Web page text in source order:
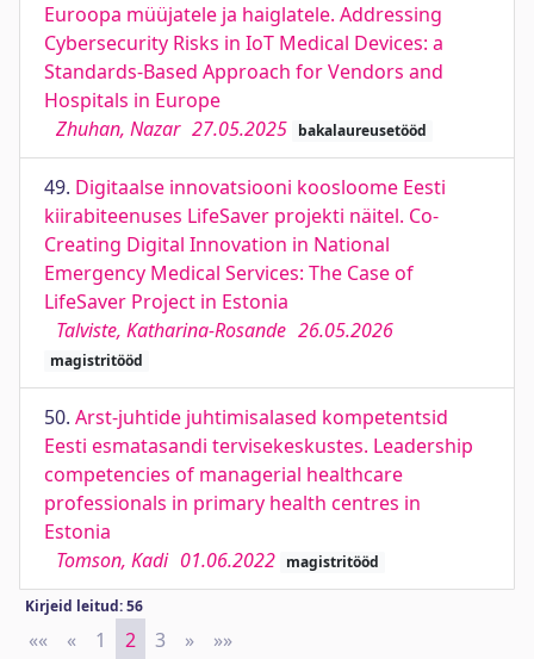
Euroopa müüjatele ja haiglatele. Addressing
Cybersecurity Risks in IoT Medical Devices: a
Standards-Based Approach for Vendors and
Hospitals in Europe
Zhuhan, Nazar 27.05.2025 bakalaureusetööd
49. Digitaalse innovatsiooni koosloome Eesti
kiirabiteenuses LifeSaver projekti näitel. Co-
Creating Digital Innovation in National
Emergency Medical Services: The Case of
LifeSaver Project in Estonia
Talviste, Katharina-Rosande 26.05.2026
magistritööd
50. Arst-juhtide juhtimisalased kompetentsid
Eesti esmatasandi tervisekeskustes. Leadership
competencies of managerial healthcare
professionals in primary health centres in
Estonia
Tomson, Kadi 01.06.2022 magistritööd
Kirjeid leitud: 56
«« First
« Previous
1 2 3 » Next
»»